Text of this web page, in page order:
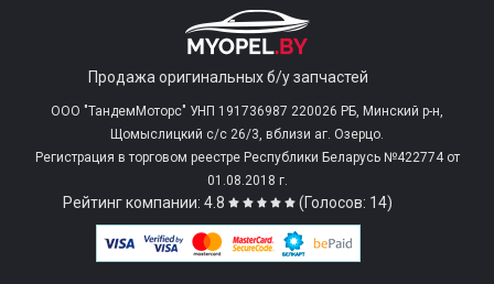
Продажа оригинальных б/у запчастей
ООО "ТандемМоторс" УНП 191736987 220026 РБ, Минский р-н,
Щомыслицкий с/c 26/3, вблизи аг. Озерцо.
Регистрация в торговом реестре Республики Беларусь №422774 от
01.08.2018 г.
Рейтинг компании: 4.8 (Голосов: 14)